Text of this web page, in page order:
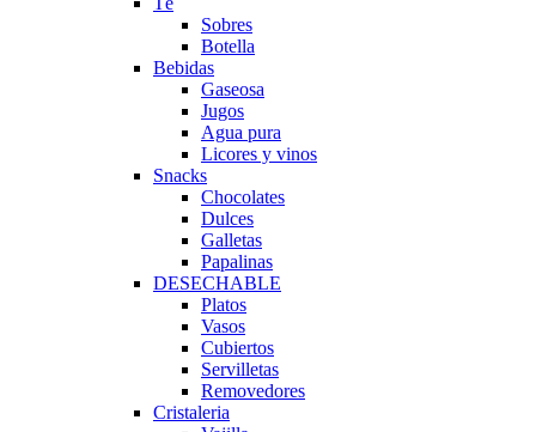
Sobres
Botella
Bebidas
Gaseosa
Jugos
Agua pura
Licores y vinos
Snacks
Chocolates
Dulces
Galletas
Papalinas
DESECHABLE
Platos
Vasos
Cubiertos
Servilletas
Removedores
Cristaleria